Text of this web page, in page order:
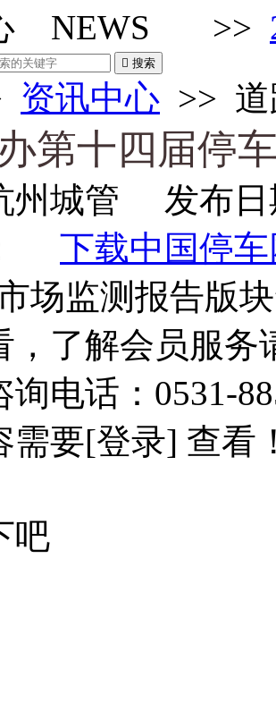
NEWS >>
 搜索
资讯中心 >>
第十四届停
州城管 发布日
下载中国停车
场监测报告版
，了解会员服务
询电话：0531-
需要[登录] 查看
吧